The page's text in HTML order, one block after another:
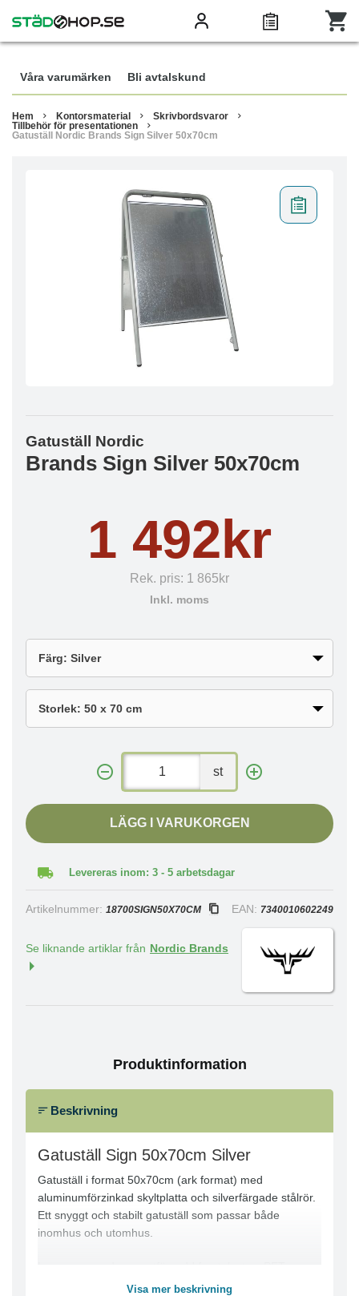
Våra varumärken Bli avtalskund
Hem Kontorsmaterial
Skrivbordsvaror
Tillbehör för presentationen
Gatuställ Nordic Brands Sign Silver 50x70cm
Gatuställ Nordic
Brands Sign Silver 50x70cm
1 492kr
Rek. pris: 1 865kr
Inkl. moms
st
LÄGG I VARUKORGEN
Levereras inom: 3 - 5 arbetsdagar
Artikelnummer: 18700SIGN50X70CM EAN: 7340010602249
Se liknande artiklar från Nordic Brands
Produktinformation
Beskrivning
Gatuställ Sign 50x70cm Silver
Gatuställ i format 50x70cm (ark format) med
aluminumförzinkad skyltplatta och silverfärgade stålrör.
Ett snyggt och stabilt gatuställ som passar både
inomhus och utomhus.
25mm silverfärgade stålrör som är fosfat och
Visa mer beskrivning